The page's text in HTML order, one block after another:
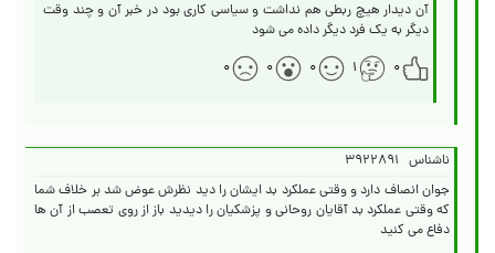
آن دیدار هیچ ربطی هم نداشت و سیاسی کاری بود در خبر آن و چند وقت
دیگر به یک فرد دیگر داده می شود
۰
۱ ۰ ۰ ۰
ناشناس ۳۹۲۲۸۹۱
جوان انصاف دارد و وقتی عملکرد بد ایشان را دید نظرش عوض شد بر خلاف شما
که وقتی عملکرد بد آقایان روحانی و پزشکیان را دیدید باز از روی تعصب از آن ها
دفاع می کنید